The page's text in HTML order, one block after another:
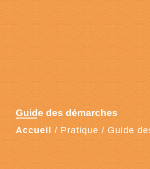
Guide des démarches
Accueil / Pratique / Guide